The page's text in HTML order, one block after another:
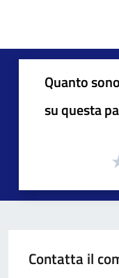
Quanto
su questa
Contatta il